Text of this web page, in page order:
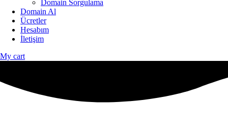
Domain Sorgulama
Domain Al
Ücretler
Hesabım
İletişim
My cart